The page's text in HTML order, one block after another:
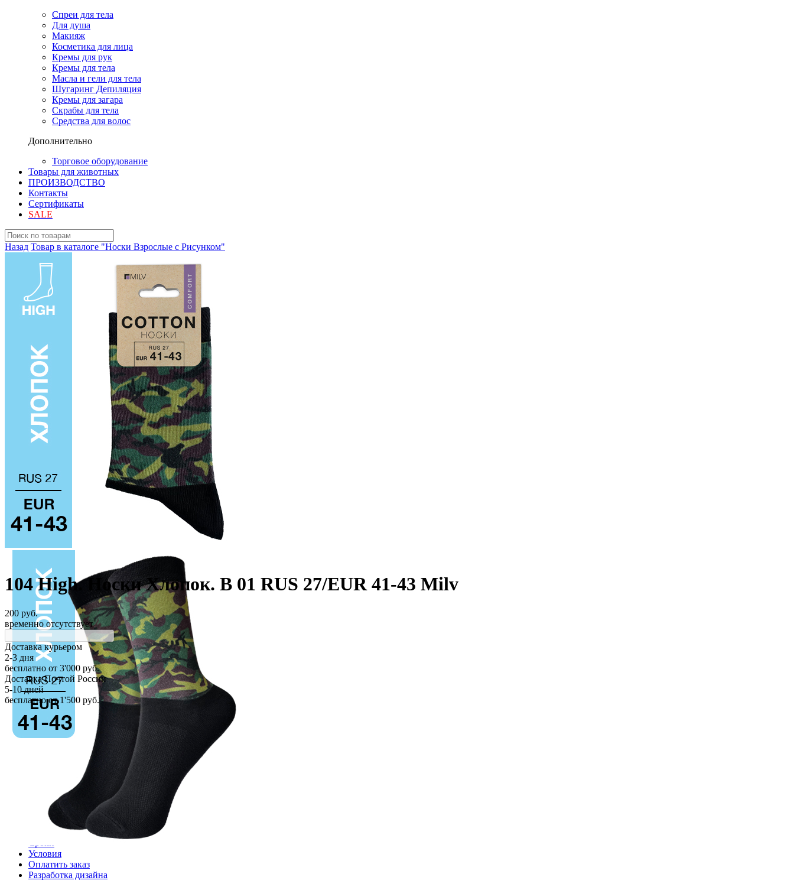
Спреи для тела
Для душа
Макияж
Косметика для лица
Кремы для рук
Кремы для тела
Масла и гели для тела
Шугаринг Депиляция
Кремы для загара
Скрабы для тела
Средства для волос
Дополнительно
Торговое оборудование
Товары для животных
ПРОИЗВОДСТВО
Контакты
Сертификаты
SALE
Назад Товар в каталоге "Носки Взрослые с Рисунком"
104 High. Носки Хлопок. B 01 RUS 27/EUR 41-43 Milv
200 руб.
временно отсутствует
Доставка курьером
2-3 дня
бесплатно от 3'000 руб.
Доставка Почтой России
5-10 дней
бесплатноот 1'500 руб.
Способы доставки
Оптовые заказы
Транспортные компании
Розничные заказы
Производство по
Условия
Оплатить заказ
Разработка дизайна